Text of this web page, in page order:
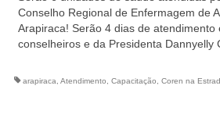
Conselho Regional de Enfermagem de
Arapiraca! Serão 4 dias de
conselheiros e da Presidenta Dannyelly
arapiraca Atendimento Capacitação Coren na